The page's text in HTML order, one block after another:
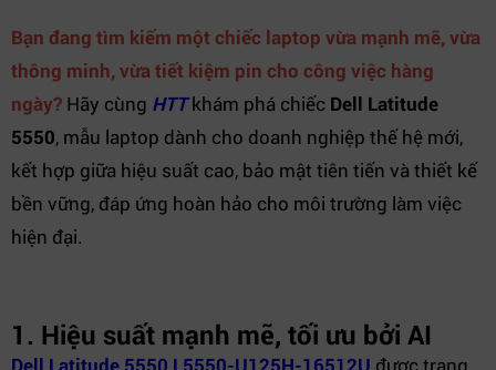
Bạn đang tìm kiếm một chiếc laptop vừa mạnh mẽ, vừa
thông minh, vừa tiết kiệm pin cho công việc hàng
ngày? Hãy cùng HTTkhám phá chiếc Dell Latitude
5550, mẫu laptop dành cho doanh nghiệp thế hệ mới,
kết hợp giữa hiệu suất cao, bảo mật tiên tiến và thiết kế
bền vững, đáp ứng hoàn hảo cho môi trường làm việc
hiện đại.
1. Hiệu suất mạnh mẽ, tối ưu bởi AI